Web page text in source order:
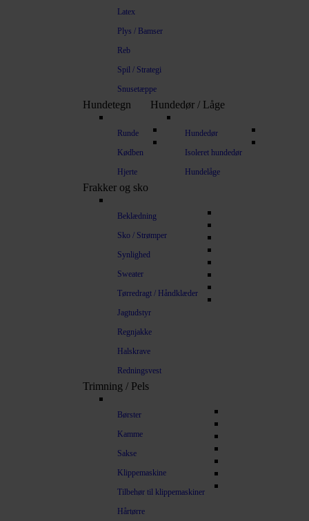
Latex
Plys / Bamser
Reb
Spil / Strategi
Snusetæppe
Hundetegn
Runde
Kødben
Hjerte
Hundedør / Låge
Hundedør
Isoleret hundedør
Hundelåge
Frakker og sko
Beklædning
Sko / Strømper
Synlighed
Sweater
Tørredragt / Håndklæder
Jagtudstyr
Regnjakke
Halskrave
Redningsvest
Trimning / Pels
Børster
Kamme
Sakse
Klippemaskine
Tilbehør til klippemaskiner
Hårtørre